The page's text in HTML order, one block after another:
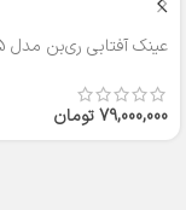
عینک آفتابی ری‌بن مدل RB3025
79,000,000تومان